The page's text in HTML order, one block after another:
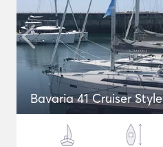
Bavaria 41 Cruiser Style